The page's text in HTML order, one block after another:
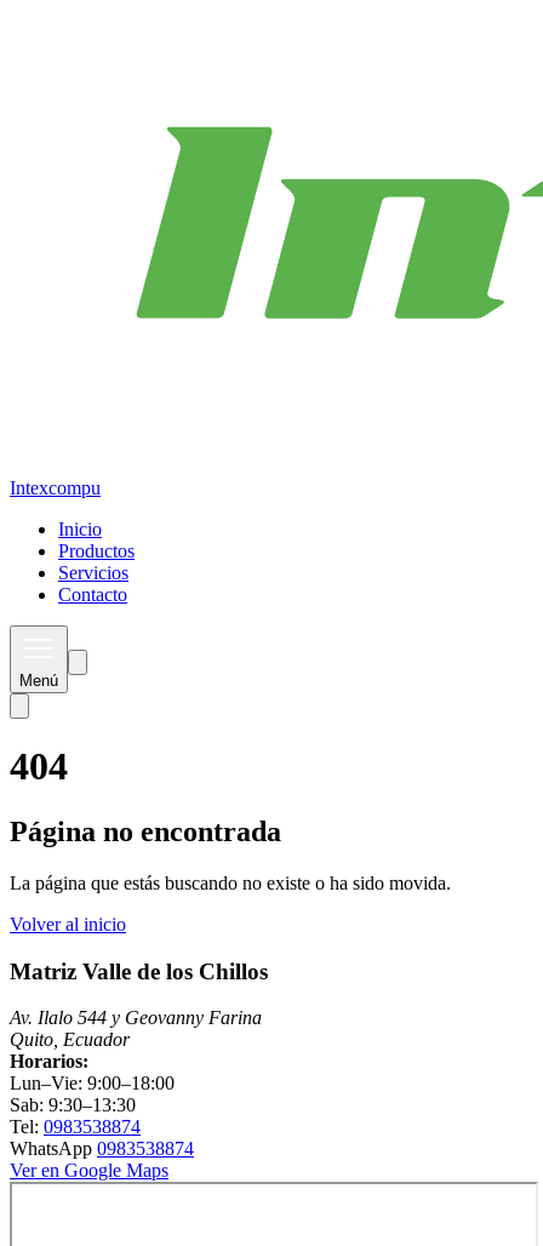
Intexcompu
Inicio
Productos
Servicios
Contacto
Menú
404
Página no encontrada
La página que estás buscando no existe o ha sido movida.
Volver al inicio
Matriz Valle de los Chillos
Av. Ilalo 544 y Geovanny Farina
Quito, Ecuador
Horarios:
Lun–Vie: 9:00–18:00
Sab: 9:30–13:30
Tel: 0983538874
WhatsApp 0983538874
Ver en Google Maps